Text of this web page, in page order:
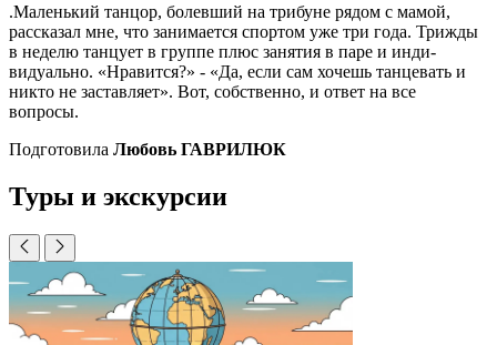
.Маленький танцор, болевший на трибуне рядом с мамой,
расска­зал мне, что занимается спортом уже три года. Трижды
в неделю танцует в группе плюс занятия в паре и инди­
видуально. «Нравится?» - «Да, если сам хочешь танцевать и
никто не за­ставляет». Вот, собственно, и ответ на все
вопросы.
Подготовила Любовь ГАВРИЛЮК
Туры и экскурсии